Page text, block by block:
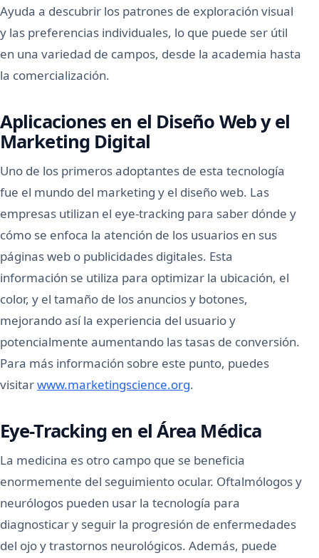
Ayuda a descubrir los patrones de exploración visual
y las preferencias individuales, lo que puede ser útil
en una variedad de campos, desde la academia hasta
la comercialización.
Aplicaciones en el Diseño Web y el
Marketing Digital
Uno de los primeros adoptantes de esta tecnología
fue el mundo del marketing y el diseño web. Las
empresas utilizan el eye-tracking para saber dónde y
cómo se enfoca la atención de los usuarios en sus
páginas web o publicidades digitales. Esta
información se utiliza para optimizar la ubicación, el
color, y el tamaño de los anuncios y botones,
mejorando así la experiencia del usuario y
potencialmente aumentando las tasas de conversión.
Para más información sobre este punto, puedes
visitarwww.marketingscience.org.
Eye-Tracking en el Área Médica
La medicina es otro campo que se beneficia
enormemente del seguimiento ocular. Oftalmólogos y
neurólogos pueden usar la tecnología para
diagnosticar y seguir la progresión de enfermedades
del ojo y trastornos neurológicos. Además, puede